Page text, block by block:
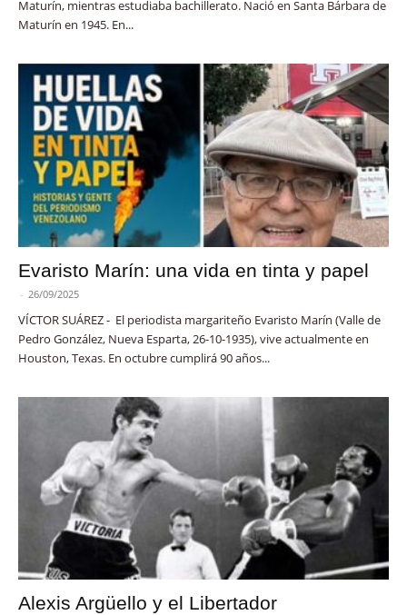
Maturín, mientras estudiaba bachillerato. Nació en Santa Bárbara de
Maturín en 1945. En...
Evaristo Marín: una vida en tinta y papel
- 26/09/2025
VÍCTOR SUÁREZ - El periodista margariteño Evaristo Marín (Valle de
Pedro González, Nueva Esparta, 26-10-1935), vive actualmente en
Houston, Texas. En octubre cumplirá 90 años...
Alexis Argüello y el Libertador